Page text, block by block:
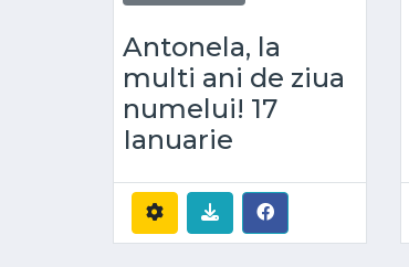
Antonela, la
multi ani de ziua
numelui! 17
Ianuarie